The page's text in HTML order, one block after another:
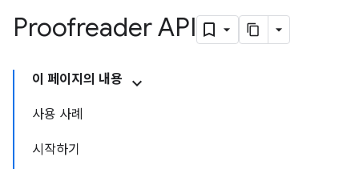
Proofreader API
이 페이지의 내용
사용 사례
시작하기